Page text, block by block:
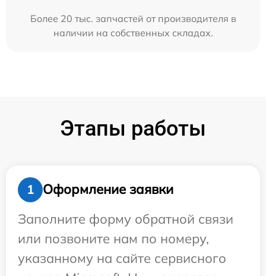
Более 20 тыс. запчастей от производителя в
наличии на собственных складах.
Этапы работы
1
Оформление заявки
Заполните форму обратной связи
или позвоните нам по номеру,
указанному на сайте сервисного